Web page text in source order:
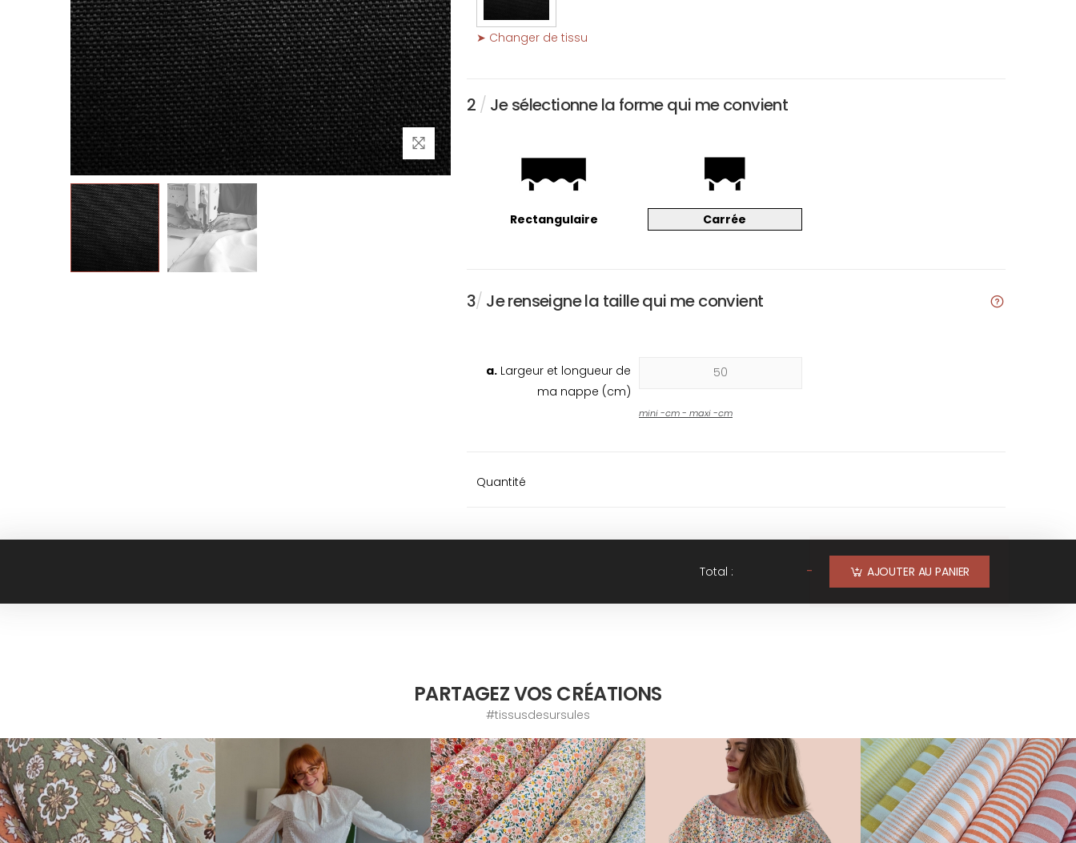
➤ Changer de tissu
2 / Je sélectionne la forme qui me convient
Rectangulaire Carrée
3/ Je renseigne la taille qui me convient
a. Largeur et longueur de
ma nappe (cm)
mini-cm - maxi-cm
Quantité
Total : - AJOUTER AU PANIER
PARTAGEZ VOS CRÉATIONS
#tissusdesursules